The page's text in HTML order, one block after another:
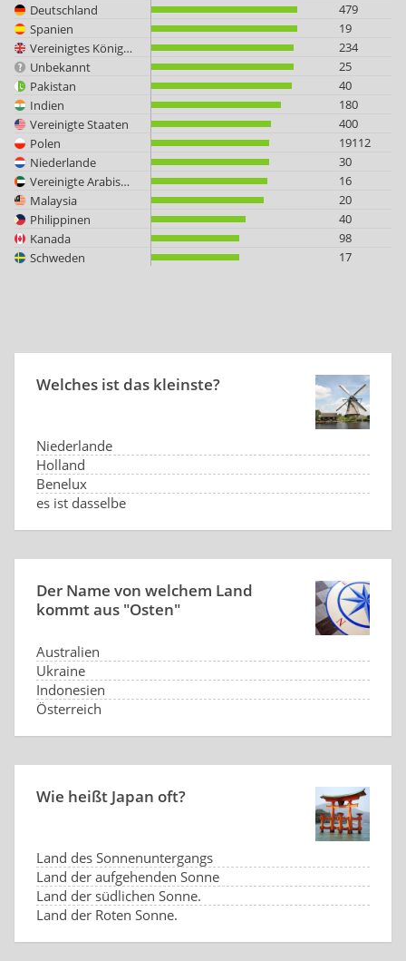
Deutschland
479
Spanien
19
Vereinigtes Königreich
234
Unbekannt
25
Pakistan
40
Indien
180
Vereinigte Staaten
400
Polen
19112
Niederlande
30
Vereinigte Arabische Emirate
16
Malaysia
20
Philippinen
40
Kanada
98
Schweden
17
Welches ist das kleinste?
Niederlande
Holland
Benelux
es ist dasselbe
Der Name von welchem Land
kommt aus "Osten"
Australien
Ukraine
Indonesien
Österreich
Wie heißt Japan oft?
Land des Sonnenuntergangs
Land der aufgehenden Sonne
Land der südlichen Sonne.
Land der Roten Sonne.